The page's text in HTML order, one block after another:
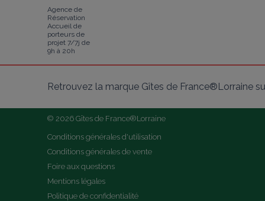
Agence de
Réservation
Accueil de
porteurs de
projet 7/7j de
9h à 20h
Retrouvez la marque Gîtes de France®Lorraine
© 2026 Gîtes de France®Lorraine
Conditions générales d'utilisation
Conditions générales de vente
Foire aux questions
Mentions légales
Politique de confidentialité